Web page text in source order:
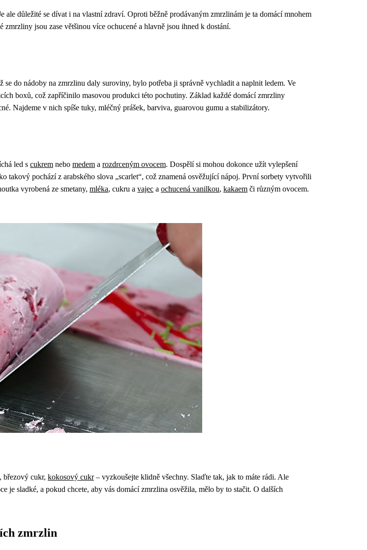
důležité se dívat i na vlastní zdraví. Oproti běžně prodávaným zmrzlinám je ta domácí mnohem
jsou zase většinou více ochucené a hlavně jsou ihned k dostání.
do nádoby na zmrzlinu daly suroviny, bylo potřeba ji správně vychladit a naplnit ledem. Ve
boxů, což zapříčinilo masovou produkci této pochutiny. Základ každé domácí zmrzliny
Najdeme v nich spíše tuky, mléčný prášek, barviva, guarovou gumu a stabilizátory.
led s cukrem nebo medem a rozdrceným ovocem. Dospělí si mohou dokonce užít vylepšení
pochází z arabského slova „scarlet“, což znamená osvěžující nápoj. První sorbety vytvořili
vyrobená ze smetany, mléka, cukru a vajec a ochucená vanilkou, kakaem či různým ovocem.
březový cukr, kokosový cukr– vyzkoušejte klidně všechny. Slaďte tak, jak to máte rádi. Ale
je sladké, a pokud chcete, aby vás domácí zmrzlina osvěžila, mělo by to stačit. O dalších
zmrzlin